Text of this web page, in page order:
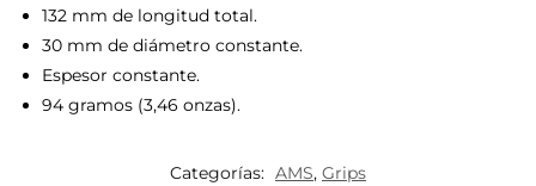
132 mm de longitud total.
30 mm de diámetro constante.
Espesor constante.
94 gramos (3,46 onzas).
Categorías: AMS, Grips